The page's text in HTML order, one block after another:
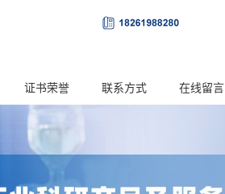
证书荣誉 联系方式 在线留言